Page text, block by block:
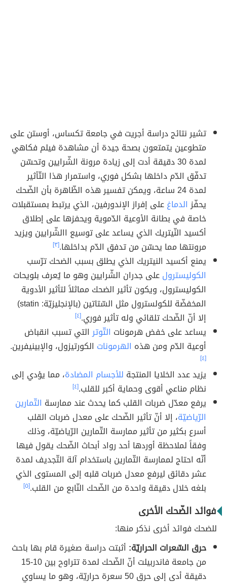
تشير نتائج دراسة أجريت في جامعة تكساس، أوستن على
متطوعين يتمتعون بصحة جيدة أن مشاهدة فيلم فكاهي
لمدة 30 دقيقة أدت إلى زيادة مرونة الشّرايين وتحسّن
تدفّق الدّم داخلها بشكل فوري، واستمرار هذا التّأثير
لمدة 24 ساعة، ويمكن تفسير هذه الظّاهرة بأن الضّحك
يحفّزالدماغعلى إفراز الإندورفين، الذي يرتبط بمستقبلات
خاصة في بطانة الأوعية الدّموية ويحفزها على إطلاق
أكسيد النّيتريك الذي يساعد على توسيع االشّرايين ويزيد
مرونتها مما يحسّن من تدفق الدّم بداخلها.[٣]
يمنع أكسيد النيتريك الذي يطلق بسبب الضحك ترّسب
الكوليسترولعلى جدران الشّرايين وهو ما يُعرف بلويحات
الكوليسترول، ويكون تأثير الضحك مماثلاََ لتأثير الأدوية
المخفضّة للكولسترول مثل السّتاتين (بالإنجليزيّة: statin)
إلا أنّ الضّحك تلقائي وله تأثير فوري.[٤]
يساعد على خفض هرمونات التّوترالتي تسبب انقباض
أوعية الدّم ومن هذه الهرمونات الكورتيزول، والإبينيفرين.
[٤]
يزيد عدد الخلايا المنتجة للأجسام المضادة، مما يؤدي إلى
نظام مناعي أقوى وحماية أكبر للقلب.[٤]
يرفع معدّل ضربات القلب كما يحدث عند ممارسة التّمارين
الرّياضيّة، إلا أنّ تأثير الضّحك على معدل ضربات القلب
أسرع بكثير من تأثير ممارسة التّمارين الرّياضيّة، وذلك
وفقاََ لملاحظة أوردها أحد رواد أبحاث الضّحك يقول فيها
أنّه احتاج لممارسة التّمارين باستخدام آلة التّجديف لمدة
عشر دقائق ليرفع معدل ضربات قلبه إلى المستوى الذي
بلغه خلال دقيقة واحدة من الضّحك النّابع من القلب.[٥]
فوائد الضّحك الأخرى
للضحك فوائد أخرى نذكر منها:
حرق السّعرات الحراريّة: أثبتت دراسة صغيرة قام بها باحث
من جامعة فاندربيلت أنّ الضّحك لمدة تتراوح بين 10-15
دقيقة أدى إلى حرق 50 سعرة حراريّة، وهو ما يساوي